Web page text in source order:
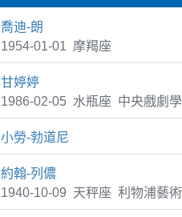
喬迪-朗
1954-01-01 摩羯座
甘婷婷
1986-02-05 水瓶座 中央戲劇
小勞-勃道尼
約翰-列儂
1940-10-09 天秤座 利物浦藝術